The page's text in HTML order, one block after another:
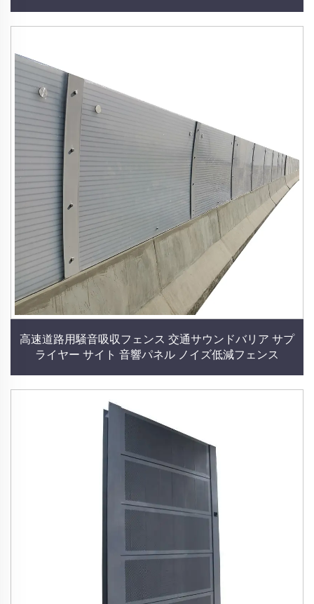
高速道路用騒音吸収フェンス 交通サウンドバリア サプ
ライヤー サイト 音響パネル ノイズ低減フェンス